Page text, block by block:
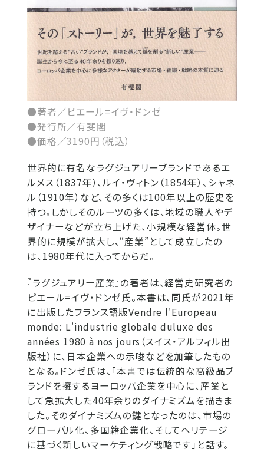
●著者／ピエール=イヴ・ドンゼ
●発行所／有斐閣
●価格／3190円（税込）
世界的に有名なラグジュアリーブランドであるエ
ルメス（1837年）、ルイ・ヴィトン（1854年）、シャネ
ル（1910年）など、その多くは100年以上の歴史を
持つ。しかしそのルーツの多くは、地域の職人やデ
ザイナーなどが立ち上げた、小規模な経営体。世
界的に規模が拡大し、“産業”として成立したの
は、1980年代に入ってからだ。
『ラグジュアリー産業』の著者は、経営史研究者の
ピエール=イヴ・ドンゼ氏。本書は、同氏が2021年
に出版したフランス語版Vendre l'Europeau
monde: L'industrie globale duluxe des
années 1980 à nos jours（スイス・アルフィル出
版社）に、日本企業への示唆などを加筆したもの
となる。ドンゼ氏は、「本書では伝統的な高級品ブ
ランドを擁するヨーロッパ企業を中心に、産業と
して急拡大した40年余りのダイナミズムを描きま
した。そのダイナミズムの鍵となったのは、市場の
グローバル化、多国籍企業化、そしてヘリテージ
に基づく新しいマーケティング戦略です」と話す。